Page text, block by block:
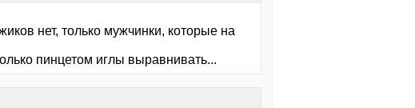
нет, только мужчинки, которые на
пинцетом иглы выравнивать...